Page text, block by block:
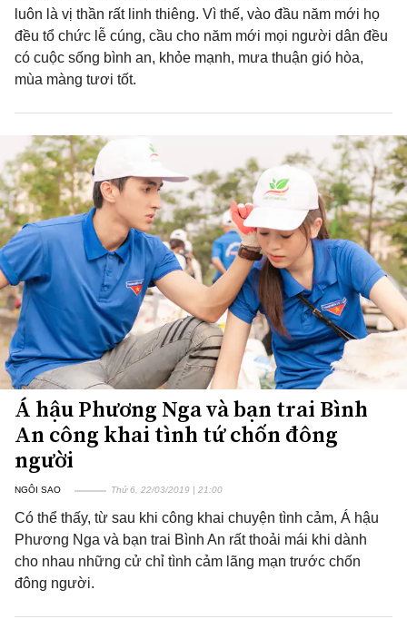
luôn là vị thần rất linh thiêng. Vì thế, vào đầu năm mới họ
đều tổ chức lễ cúng, cầu cho năm mới mọi người dân đều
có cuộc sống bình an, khỏe mạnh, mưa thuận gió hòa,
mùa màng tươi tốt.
Á hậu Phương Nga và bạn trai Bình
An công khai tình tứ chốn đông
người
NGÔI SAO Thứ 6, 22/03/2019 | 21:00
Có thể thấy, từ sau khi công khai chuyện tình cảm, Á hậu
Phương Nga và bạn trai Bình An rất thoải mái khi dành
cho nhau những cử chỉ tình cảm lãng mạn trước chốn
đông người.